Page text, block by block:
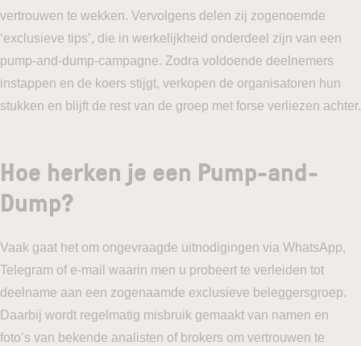
vertrouwen te wekken. Vervolgens delen zij zogenoemde
‘exclusieve tips’, die in werkelijkheid onderdeel zijn van een
pump-and-dump-campagne. Zodra voldoende deelnemers
instappen en de koers stijgt, verkopen de organisatoren hun
stukken en blijft de rest van de groep met forse verliezen achter.
Hoe herken je een Pump-and-
Dump?
Vaak gaat het om ongevraagde uitnodigingen via WhatsApp,
Telegram of e-mail waarin men u probeert te verleiden tot
deelname aan een zogenaamde exclusieve beleggersgroep.
Daarbij wordt regelmatig misbruik gemaakt van namen en
foto’s van bekende analisten of brokers om vertrouwen te